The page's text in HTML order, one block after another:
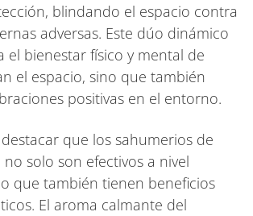
blindando el espacio contra
adversas. Este dúo dinámico
el bienestar físico y mental de
el espacio, sino que también
positivas en el entorno.
que los sahumerios de
solo son efectivos a nivel
que también tienen beneficios
El aroma calmante del